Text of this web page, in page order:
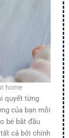
home
quyết từng
của bạn mỗi
bé bắt đầu
cả bởi chính